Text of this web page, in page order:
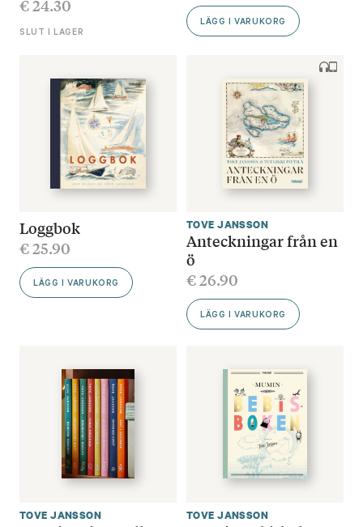
€24.30
SLUT I LAGER
LÄGG I VARUKORG
Loggbok
€25.90
LÄGG I VARUKORG
TOVE JANSSON
Anteckningar från en
ö
€26.90
LÄGG I VARUKORG
TOVE JANSSON TOVE JANSSON